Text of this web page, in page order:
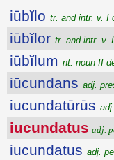
iūbĭlo tr. and intr. v. I
iūbĭlor tr. and intr. v.
iūbĭlum nt. noun II
iūcundans adj.
iucundatūrūs
iucundatus adj.
iucundatus adj.